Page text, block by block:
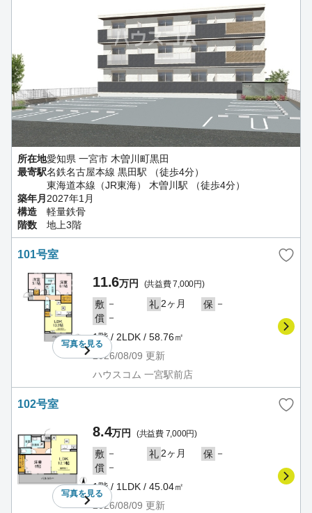
所在地愛知県 一宮市 木曽川町黒田
最寄駅名鉄名古屋本線 黒田駅 （徒歩4分）
東海道本線（JR東海） 木曽川駅 （徒歩4分）
築年月 2027年1月
構造
軽量鉄骨
階数
地上3階
101号室
写真を見る
11.6万円 (共益費 7,000円)
敷 － 礼 2ヶ月 保 －
償 －
1階 / 2LDK / 58.76㎡
2026/08/09 更新
ハウスコム 一宮駅前店
102号室
写真を見る
8.4万円 (共益費 7,000円)
敷 － 礼 2ヶ月 保 －
償 －
1階 / 1LDK / 45.04㎡
2026/08/09 更新